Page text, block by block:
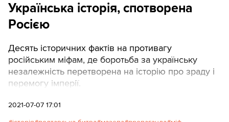
Українська історія, спотворена
Росією
Десять історичних фактів на противагу
російським міфам, де боротьба за українську
незалежність перетворена на історію про зраду і
перемогу імперії.
2021-07-07 17:01